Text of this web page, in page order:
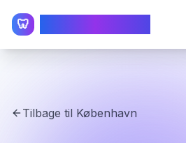
🦷
Tilbage til København